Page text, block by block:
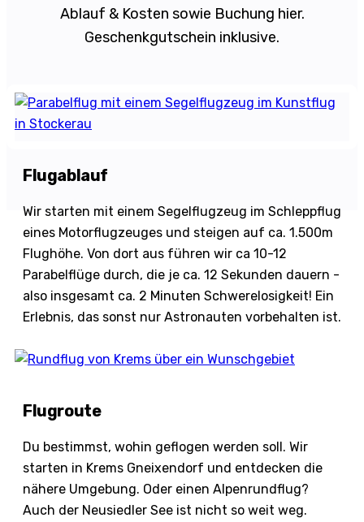
Ablauf & Kosten sowie Buchung hier.
Geschenkgutschein inklusive.
Flugablauf
Wir starten mit einem Segelflugzeug im Schleppflug
eines Motorflugzeuges und steigen auf ca. 1.500m
Flughöhe. Von dort aus führen wir ca 10-12
Parabelflüge durch, die je ca. 12 Sekunden dauern -
also insgesamt ca. 2 Minuten Schwerelosigkeit! Ein
Erlebnis, das sonst nur Astronauten vorbehalten ist.
Flugroute
Du bestimmst, wohin geflogen werden soll. Wir
starten in Krems Gneixendorf und entdecken die
nähere Umgebung. Oder einen Alpenrundflug?
Auch der Neusiedler See ist nicht so weit weg.